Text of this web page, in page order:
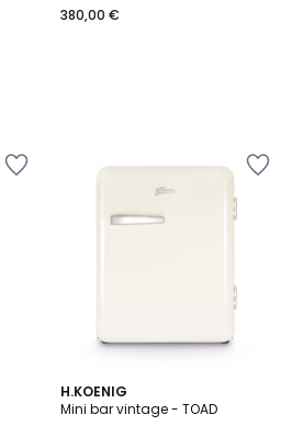
380,00 €
H.KOENIG
Mini bar vintage - TOAD
4,8
/ 5